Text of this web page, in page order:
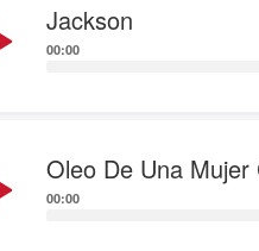
Jackson
00:00
Oleo De Una
00:00